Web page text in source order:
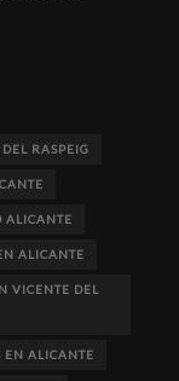
RASPEIG
ALICANTE
ALICANTE
VICENTE DEL
EN ALICANTE